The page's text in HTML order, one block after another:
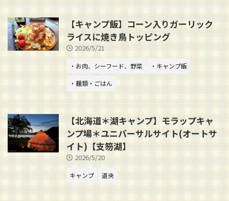
【キャンプ飯】コーン入りガーリック
ライスに焼き鳥トッピング
2026/5/21
・お肉、シーフード、野菜
・キャンプ飯
・麺類・ごはん
【北海道＊湖キャンプ】モラップキャ
ンプ場＊ユニバーサルサイト(オートサ
イト)【支笏湖】
2026/5/20
キャンプ 道央